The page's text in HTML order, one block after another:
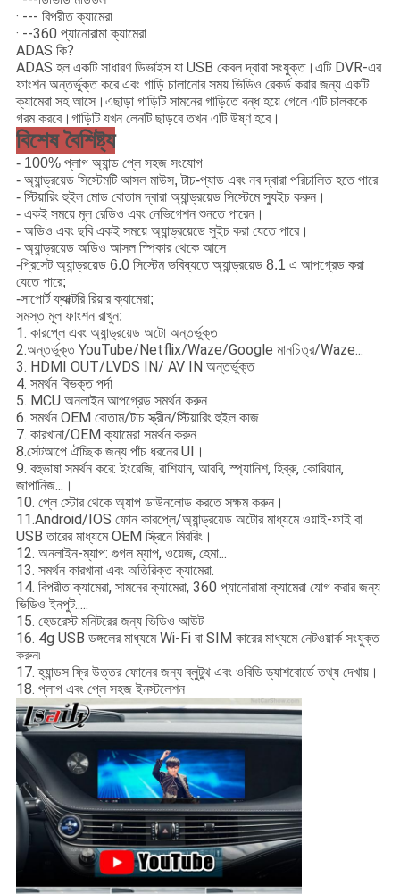
· --- বিপরীত ক্যামেরা
· --360 প্যানোরামা ক্যামেরা
ADAS কি?
ADAS হল একটি সাধারণ ডিভাইস যা USB কেবল দ্বারা সংযুক্ত।এটি DVR-এর
ফাংশন অন্তর্ভুক্ত করে এবং গাড়ি চালানোর সময় ভিডিও রেকর্ড করার জন্য একটি
ক্যামেরা সহ আসে।এছাড়া গাড়িটি সামনের গাড়িতে বন্ধ হয়ে গেলে এটি চালককে
গরম করবে।গাড়িটি যখন লেনটি ছাড়বে তখন এটি উষ্ণ হবে।
বিশেষ বৈশিষ্ট্য
- 100% প্লাগ অ্যান্ড প্লে সহজ সংযোগ
- অ্যান্ড্রয়েড সিস্টেমটি আসল মাউস, টাচ-প্যাড এবং নব দ্বারা পরিচালিত হতে পারে
- স্টিয়ারিং হুইল মোড বোতাম দ্বারা অ্যান্ড্রয়েড সিস্টেমে স্যুইচ করুন।
- একই সময়ে মূল রেডিও এবং নেভিগেশন শুনতে পারেন।
- অডিও এবং ছবি একই সময়ে অ্যান্ড্রয়েডে সুইচ করা যেতে পারে।
- অ্যান্ড্রয়েড অডিও আসল স্পিকার থেকে আসে
-প্রিসেট অ্যান্ড্রয়েড 6.0 সিস্টেম ভবিষ্যতে অ্যান্ড্রয়েড 8.1 এ আপগ্রেড করা
যেতে পারে;
-সাপোর্ট ফ্যাক্টরি রিয়ার ক্যামেরা;
সমস্ত মূল ফাংশন রাখুন;
1. কারপ্লে এবং অ্যান্ড্রয়েড অটো অন্তর্ভুক্ত
2.অন্তর্ভুক্ত YouTube/Netflix/Waze/Google মানচিত্র/Waze...
3. HDMI OUT/LVDS IN/ AV IN অন্তর্ভুক্ত
4. সমর্থন বিভক্ত পর্দা
5. MCU অনলাইন আপগ্রেড সমর্থন করুন
6. সমর্থন OEM বোতাম/টাচ স্ক্রীন/স্টিয়ারিং হুইল কাজ
7. কারখানা/OEM ক্যামেরা সমর্থন করুন
8.সেটআপে ঐচ্ছিক জন্য পাঁচ ধরনের UI।
9. বহুভাষা সমর্থন করে: ইংরেজি, রাশিয়ান, আরবি, স্প্যানিশ, হিব্রু, কোরিয়ান,
জাপানিজ...।
10. প্লে স্টোর থেকে অ্যাপ ডাউনলোড করতে সক্ষম করুন।
11.Android/IOS ফোন কারপ্লে/অ্যান্ড্রয়েড অটোর মাধ্যমে ওয়াই-ফাই বা
USB তারের মাধ্যমে OEM স্ক্রিনে মিররিং।
12. অনলাইন-ম্যাপ: গুগল ম্যাপ, ওয়েজ, হেমা...
13. সমর্থন কারখানা এবং অতিরিক্ত ক্যামেরা.
14. বিপরীত ক্যামেরা, সামনের ক্যামেরা, 360 প্যানোরামা ক্যামেরা যোগ করার জন্য
ভিডিও ইনপুট.....
15. হেডরেস্ট মনিটরের জন্য ভিডিও আউট
16. 4g USB ডঙ্গলের মাধ্যমে Wi-Fi বা SIM কারের মাধ্যমে নেটওয়ার্ক সংযুক্ত
করুন৷
17. হ্যান্ডস ফ্রি উত্তর ফোনের জন্য ব্লুটুথ এবং ওবিডি ড্যাশবোর্ডে তথ্য দেখায়।
18. প্লাগ এবং প্লে সহজ ইনস্টলেশন